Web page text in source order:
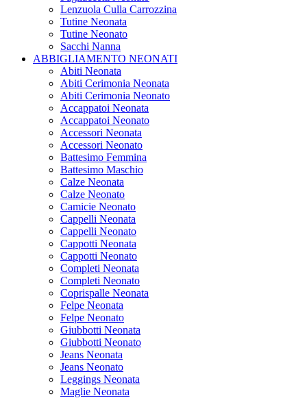
Lenzuola Culla Carrozzina
Tutine Neonata
Tutine Neonato
Sacchi Nanna
ABBIGLIAMENTO NEONATI
Abiti Neonata
Abiti Cerimonia Neonata
Abiti Cerimonia Neonato
Accappatoi Neonata
Accappatoi Neonato
Accessori Neonata
Accessori Neonato
Battesimo Femmina
Battesimo Maschio
Calze Neonata
Calze Neonato
Camicie Neonato
Cappelli Neonata
Cappelli Neonato
Cappotti Neonata
Cappotti Neonato
Completi Neonata
Completi Neonato
Coprispalle Neonata
Felpe Neonata
Felpe Neonato
Giubbotti Neonata
Giubbotti Neonato
Jeans Neonata
Jeans Neonato
Leggings Neonata
Maglie Neonata